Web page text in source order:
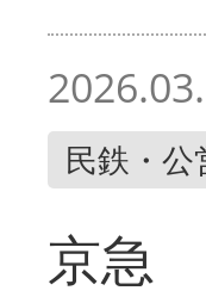
民鉄・公
京急